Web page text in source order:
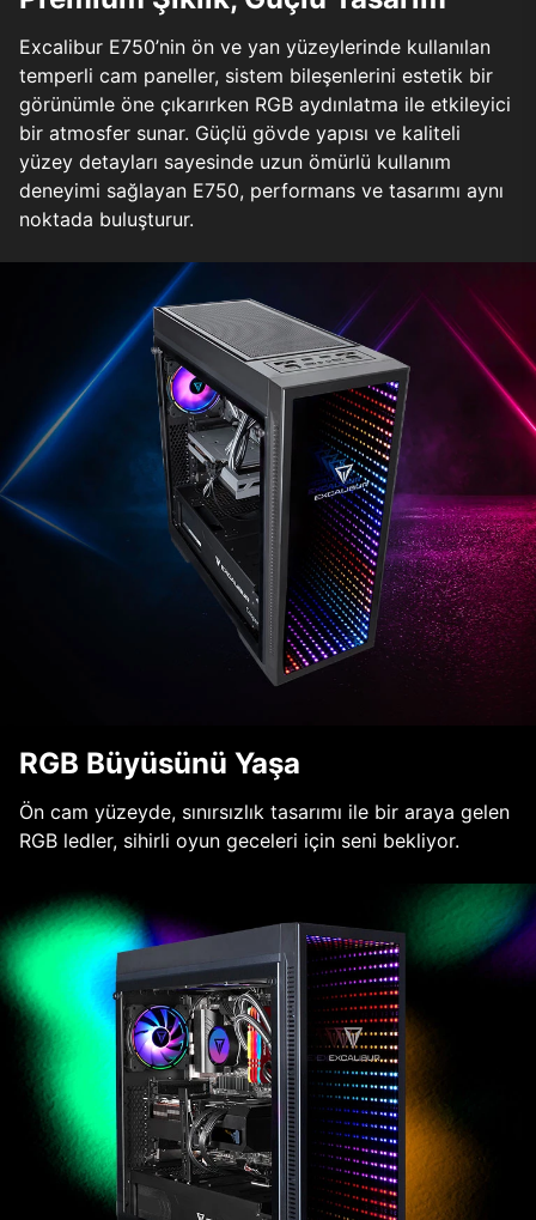
Excalibur E750’nin ön ve yan yüzeylerinde kullanılan
temperli cam paneller, sistem bileşenlerini estetik bir
görünümle öne çıkarırken RGB aydınlatma ile etkileyici
bir atmosfer sunar. Güçlü gövde yapısı ve kaliteli
yüzey detayları sayesinde uzun ömürlü kullanım
deneyimi sağlayan E750, performans ve tasarımı aynı
noktada buluşturur.
RGB Büyüsünü Yaşa
Ön cam yüzeyde, sınırsızlık tasarımı ile bir araya gelen
RGB ledler, sihirli oyun geceleri için seni bekliyor.